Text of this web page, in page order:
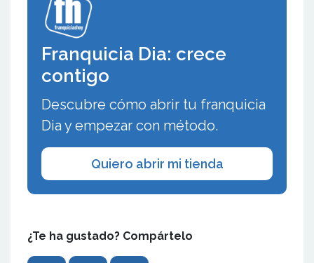
Franquicia Dia: crece
contigo
Descubre cómo abrir tu franquicia
Dia y empezar con método.
Quiero abrir mi tienda
¿Te ha gustado? Compártelo